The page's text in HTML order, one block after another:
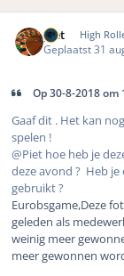
piet High
Geplaatst 31
Op 30-8-2018 om
Gaaf dit . Het kan
spelen !
@Piet hoe heb je
deze avond ? Heb je
gebruikt ?
Eurobsgame,Deze
geleden als
weinig meer
meer gewonnen